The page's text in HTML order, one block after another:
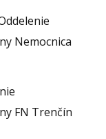
Nemocnica
FN Trenčín